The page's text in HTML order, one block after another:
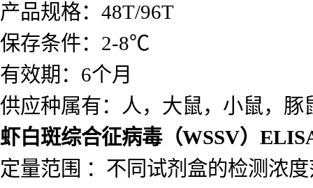
产品规格：48T/96T
保存条件：2-8℃
有效期：6个月
供应种属有：人，大鼠，小鼠，
虾白斑综合征病毒（WSSV）
定量范围 ：不同试剂盒的检测浓